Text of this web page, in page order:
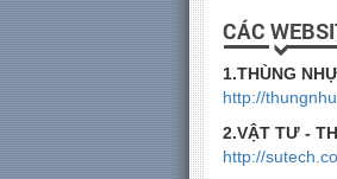
CÁC
1.THÙNG
http://
2.VẬT TƯ -
http://